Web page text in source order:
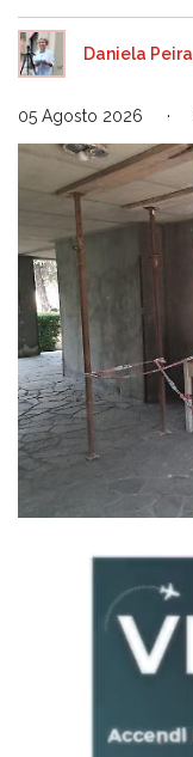
Daniela Peira
05 Agosto 2026